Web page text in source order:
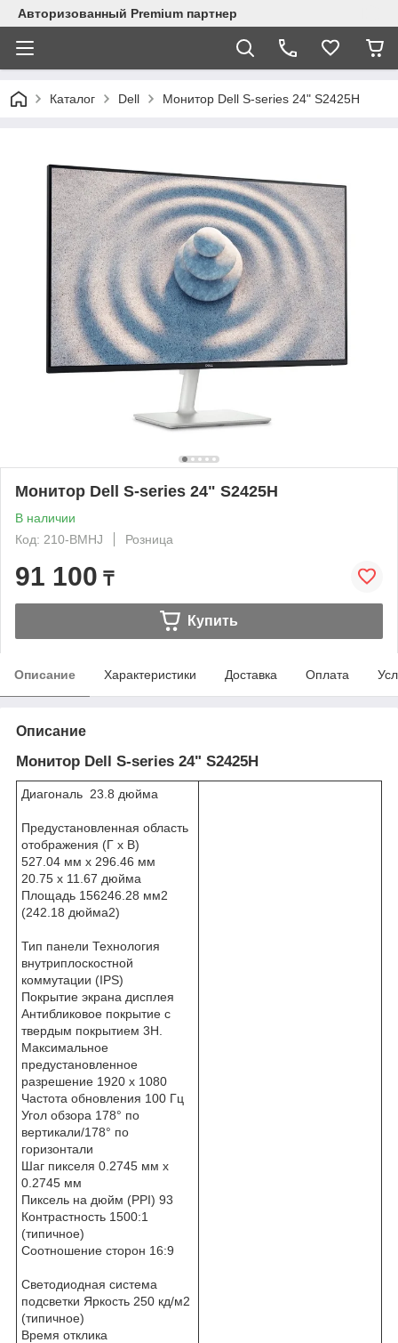
Авторизованный Premium партнер
Каталог Dell Монитор Dell S-series 24" S2425H
Монитор Dell S-series 24" S2425H
В наличии
Код: 210-BMHJ
Розница
91 100 ₸
Купить
Описание Характеристики Доставка Оплата
Описание
Монитор Dell S-series 24" S2425H
Диагональ 23.8 дюйма
Предустановленная область
отображения (Г x В)
527.04 мм х 296.46 мм
20.75 x 11.67 дюйма
Площадь 156246.28 мм2
(242.18 дюйма2)
Тип панели Технология
внутриплоскостной
коммутации (IPS)
Покрытие экрана дисплея
Антибликовое покрытие с
твердым покрытием 3H.
Максимальное
предустановленное
разрешение 1920 х 1080
Частота обновления 100 Гц
Угол обзора 178° по
вертикали/178° по
горизонтали
Шаг пикселя 0.2745 мм х
0.2745 мм
Пиксель на дюйм (PPI) 93
Контрастность 1500:1
(типичное)
Соотношение сторон 16:9
Светодиодная система
подсветки Яркость 250 кд/м2
(типичное)
Время отклика